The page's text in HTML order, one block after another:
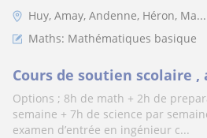
Huy, Amay, Andenne, Héron, Ma...
Maths: Mathématiques basique
Cours de soutien scolaire ,
Options ; 8h de math + 2h de
semaine + 7h de science par
examen d’entrée en ingénieur c...